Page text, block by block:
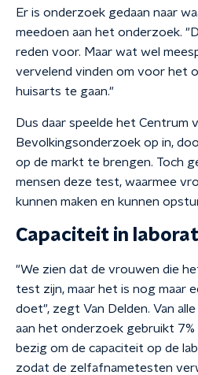
Er is onderzoek gedaan naar
meedoen aan het onderzoek.
reden voor. Maar wat wel
vervelend vinden om voor het
huisarts te gaan."
Dus daar speelde het Centrum
Bevolkingsonderzoek op in,
op de markt te brengen. Toch
mensen deze test, waarmee
kunnen maken en kunnen
Capaciteit in
"We zien dat de vrouwen die
test zijn, maar het is nog maar
doet", zegt Van Delden. Van
aan het onderzoek gebruikt
bezig om de capaciteit op de
zodat de zelfafnametesten